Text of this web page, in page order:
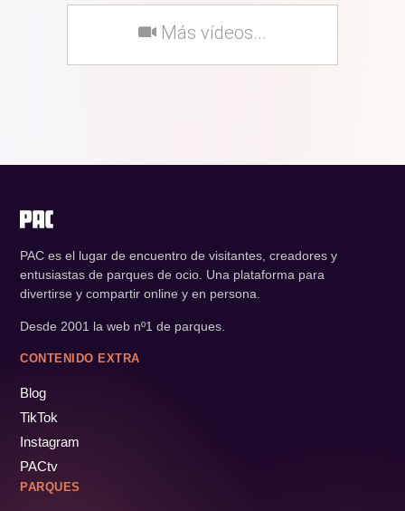
Más vídeos...
PAC es el lugar de encuentro de visitantes, creadores y
entusiastas de parques de ocio. Una plataforma para
divertirse y compartir online y en persona.
Desde 2001 la web nº1 de parques.
CONTENIDO EXTRA
Blog
TikTok
Instagram
PACtv
PARQUES